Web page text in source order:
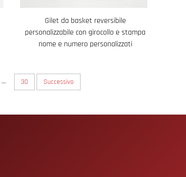
Gilet da basket reversibile
personalizzabile con girocollo e stampa
nome e numero personalizzati
... 30 Successivo